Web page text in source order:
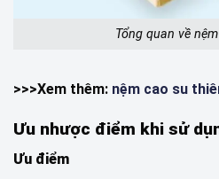
Tổng quan về
>>>Xem thêm: nệm cao su
Ưu nhược điểm khi sử
Ưu điểm